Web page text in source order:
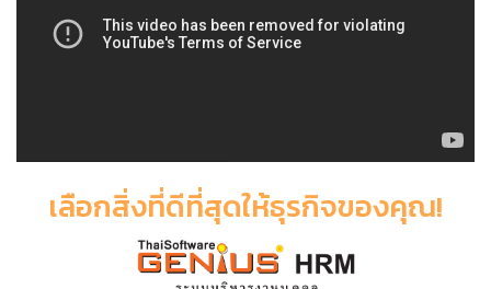
เลือกสิ่งที่ดีที่สุดให้ธุรกิจของคุณ!